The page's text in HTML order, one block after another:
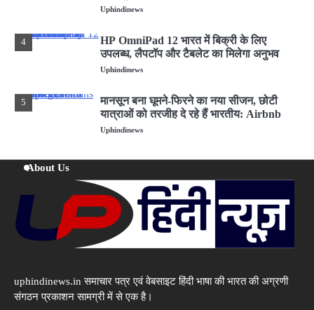
संयंत्र का शुभारंभ किया
Uphindinews
4
HP OmniPad 12 भारत में बिक्री के लिए
उपलब्ध, लैपटॉप और टैबलेट का मिलेगा अनुभव
Uphindinews
5
मानसून बना घूमने-फिरने का नया सीजन, छोटी
यात्राओं को तरजीह दे रहे हैं भारतीय: Airbnb
Uphindinews
1
मां ने ममता को बेचा: कन्नौज में लोकलाज के डर से
Uphindinews
GodrejIndustriesGroup
ने नई ब्रांड फिल्म लॉन्च की
‘एट गोदरेज इंडस्ट्रीज, वी क्राफ्ट’
Uphindinews
3
Godrej Enterprises Group ने खालापुर में
अत्याधुनिक मटेरियल हैंडलिंग इक्विपमेंट विनिर्माण
About Us
uphindinews.in समाचार पत्र एवं वेबसाइट हिंदी भाषा की भारत की अग्रणी
संगठन प्रकाशन सामग्री में से एक है।